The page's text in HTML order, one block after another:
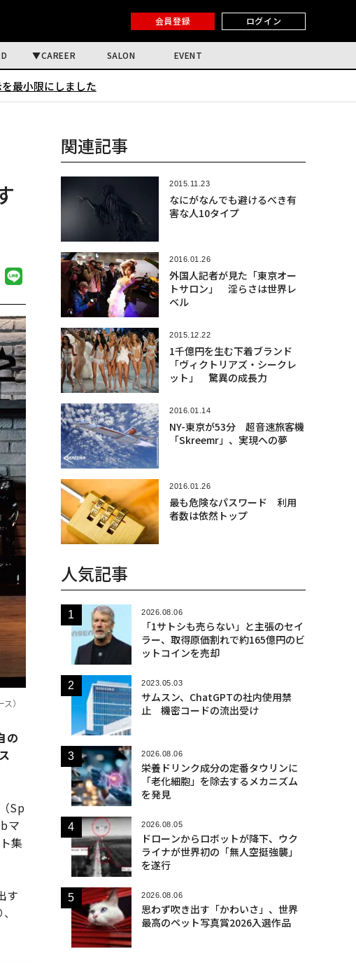
会員登録 ログイン
CAREER SALON EVENT
最小限にしました
）
の
Sp
マ
集
す
関連記事
2015.11.23
なにがなんでも避けるべき有
害な人10タイプ
2016.01.26
外国人記者が見た「東京オー
トサロン」 淫らさは世界レ
ベル
2015.12.22
1千億円を生む下着ブランド
「ヴィクトリアズ・シークレ
ット」 驚異の成長力
2016.01.14
NY-東京が53分 超音速旅客機
「Skreemr」、実現への夢
2016.01.26
最も危険なパスワード 利用
者数は依然トップ
人気記事
2026.08.06
「1サトシも売らない」と主張のセイ
ラー、取得原価割れで約165億円のビ
ットコインを売却
2023.05.03
サムスン、ChatGPTの社内使用禁
止 機密コードの流出受け
2026.08.06
栄養ドリンク成分の定番タウリンに
「老化細胞」を除去するメカニズム
を発見
2026.08.05
ドローンからロボットが降下、ウク
ライナが世界初の「無人空挺強襲」
を遂行
2026.08.06
思わず吹き出す「かわいさ」、世界
最高のペット写真賞2026入選作品